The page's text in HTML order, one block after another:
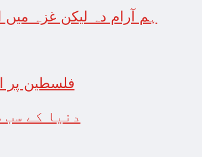
ہم آرام دہ لیکن غزہ میں
فلسطین پر
دنیا کے